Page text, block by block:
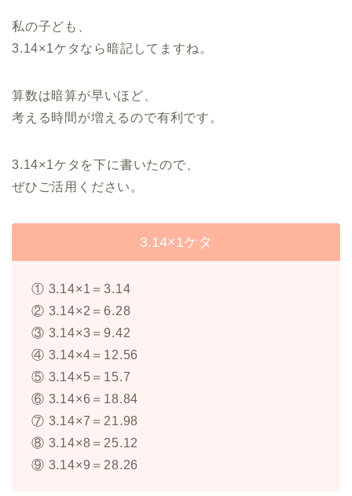
私の子ども、
3.14×1ケタなら暗記してますね。
算数は暗算が早いほど、
考える時間が増えるので有利です。
3.14×1ケタを下に書いたので、
ぜひご活用ください。
3.14×1ケタ
① 3.14×1＝3.14
② 3.14×2＝6.28
③ 3.14×3＝9.42
④ 3.14×4＝12.56
⑤ 3.14×5＝15.7
⑥ 3.14×6＝18.84
⑦ 3.14×7＝21.98
⑧ 3.14×8＝25.12
⑨ 3.14×9＝28.26